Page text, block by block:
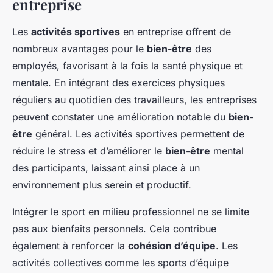
entreprise
Les activités sportives en entreprise offrent de
nombreux avantages pour le bien-être des
employés, favorisant à la fois la santé physique et
mentale. En intégrant des exercices physiques
réguliers au quotidien des travailleurs, les entreprises
peuvent constater une amélioration notable du bien-
être général. Les activités sportives permettent de
réduire le stress et d’améliorer le bien-être mental
des participants, laissant ainsi place à un
environnement plus serein et productif.
Intégrer le sport en milieu professionnel ne se limite
pas aux bienfaits personnels. Cela contribue
également à renforcer la cohésion d’équipe. Les
activités collectives comme les sports d’équipe